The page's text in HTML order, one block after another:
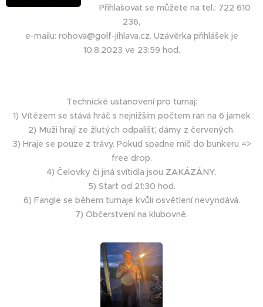
Přihlašovat se můžete na tel.: 722 610
236,
e-mailu: rohova@golf-jihlava.cz. Uzávěrka přihlášek je
10.8.2023 ve 23:59 hod.
Technické ustanovení pro turnaj:
1) Vítězem se stává hráč s nejnižším počtem ran na 6 jamek
2) Muži hrají ze žlutých odpališť, dámy z červených.
3) Hraje se pouze z trávy. Pokud spadne míč do bunkeru =>
free drop.
4) Čelovky či jiná svítidla jsou ZAKÁZÁNY.
5) Start od 21:30 hod.
6) Fangle se během turnaje kvůli osvětlení nevyndává.
7) Občerstvení na klubovně.